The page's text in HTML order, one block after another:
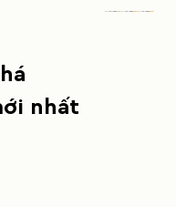
nhất